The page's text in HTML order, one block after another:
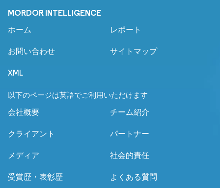
MORDOR INTELLIGENCE
ホーム レポート
お問い合わせ サイトマップ
XML
以下のページは英語でご利用いただけます
会社概要 チーム紹介
クライアント パートナー
メディア 社会的責任
受賞歴・表彰歴 よくある質問